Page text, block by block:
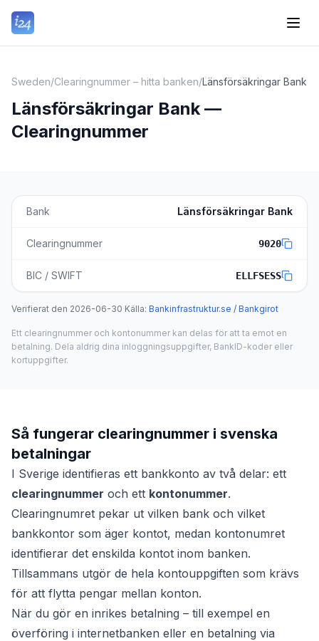
Sweden/Clearingnummer – hitta banken/Länsförsäkringar Bank
Länsförsäkringar Bank —
Clearingnummer
Bank Länsförsäkringar Bank
Clearingnummer 9020
BIC / SWIFT ELLFSESS
Verifierat den 2026-06-30·Källa: Bankinfrastruktur.se / Bankgirot
Ett clearingnummer och kontonummer kan delas för att ta emot en
betalning. Dela aldrig dina inloggningsuppgifter, BankID-koder eller
kortuppgifter.
Så fungerar clearingnummer i svenska
betalningar
I Sverige identifieras ett bankkonto av två delar: ett
clearingnummer och ett kontonummer.
Clearingnumret pekar ut vilken bank och vilket
bankkontor som äger kontot, medan kontonumret
identifierar det enskilda kontot inom banken.
Tillsammans utgör de hela kontouppgiften som krävs
för att flytta pengar mellan konton.
När du gör en inrikes betalning – till exempel en
överföring i internetbanken eller en betalning via